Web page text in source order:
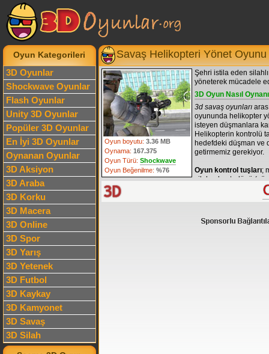
Oyun Kategorileri
3D Oyunlar
Shockwave Oyunlar
Flash Oyunlar
Unity 3D Oyunlar
Popüler 3D Oyunlar
En İyi 3D Oyunlar
Oynanan Oyunlar
3D Aksiyon
3D Araba
3D Korku
3D Macera
3D Online
3D Spor
3D Yarış
3D Yetenek
3D Futbol
3D Kaykay
3D Kamyonet
3D Savaş
3D Silah
Savaş Helikopteri Yönet Oyunu
Oyun boyutu: 3.36 MB
Oynama: 167.375
Oyun Türü: Shockwave
Oyun Beğenilme: %76
Şehri istila eden
yöneterek mücadele
3D Oyun Nasıl
3d savaş oyunları
oyununda helikopter
isteyen düşmanlara
Helikopterin kontrolü
hedefdeki düşman ve
getirmemiz gerekiyor.
Oyun kontrol tuşları;
silahın kontrolünü (
etmek için mause
ile